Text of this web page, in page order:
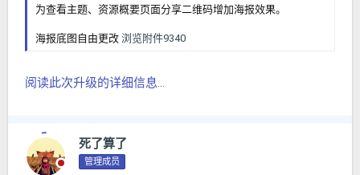
为查看主题、资源概要页面分享二维码增加海报效果。
海报底图自由更改 浏览附件9340
阅读此次升级的详细信息...
死了算了
管理成员